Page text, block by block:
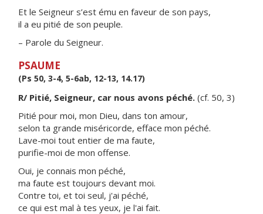
Et le Seigneur s’est ému en faveur de son pays,
il a eu pitié de son peuple.
– Parole du Seigneur.
PSAUME
(Ps 50, 3-4, 5-6ab, 12-13, 14.17)
R/ Pitié, Seigneur, car nous avons péché. (cf. 50, 3)
Pitié pour moi, mon Dieu, dans ton amour,
selon ta grande miséricorde, efface mon péché.
Lave-moi tout entier de ma faute,
purifie-moi de mon offense.
Oui, je connais mon péché,
ma faute est toujours devant moi.
Contre toi, et toi seul, j'ai péché,
ce qui est mal à tes yeux, je l'ai fait.